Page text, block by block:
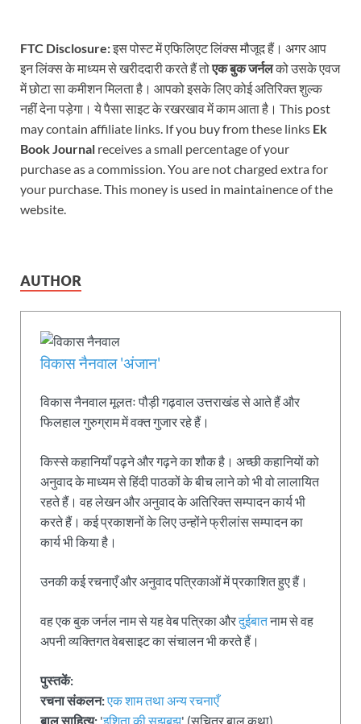
FTC Disclosure:इस पोस्ट में एफिलिएट लिंक्स मौजूद हैं। अगर आप
इन लिंक्स के माध्यम से खरीददारी करते हैं तोएक बुक जर्नलको उसके एवज
में छोटा सा कमीशन मिलता है। आपको इसके लिए कोई अतिरिक्त शुल्क
नहीं देना पड़ेगा। ये पैसा साइट के रखरखाव में काम आता है। This post
may contain affiliate links. If you buy from these links Ek
Book Journal receives a small percentage of your
purchase as a commission. You are not charged extra for
your purchase. This money is used in maintainence of the
website.
AUTHOR
विकास नैनवाल 'अंजान'
विकास नैनवाल मूलतः पौड़ी गढ़वाल उत्तराखंड से आते हैं और
फिलहाल गुरुग्राम में वक्त गुजार रहे हैं।
किस्से कहानियाँ पढ़ने और गढ़ने का शौक है। अच्छी कहानियों को
अनुवाद के माध्यम से हिंदी पाठकों के बीच लाने को भी वो लालायित
रहते हैं। वह लेखन और अनुवाद के अतिरिक्त सम्पादन कार्य भी
करते हैं। कई प्रकाशनों के लिए उन्होंने फ्रीलांस सम्पादन का
कार्य भी किया है।
उनकी कई रचनाएँ और अनुवाद पत्रिकाओं में प्रकाशित हुए हैं।
वह एक बुक जर्नल नाम से यह वेब पत्रिका औरदुईबातनाम से वह
अपनी व्यक्तिगत वेबसाइट का संचालन भी करते हैं।
पुस्तकें:
रचना संकलन:एक शाम तथा अन्य रचनाएँ
बाल साहित्य: 'इशिता की सूझबूझ' (सचित्र बाल कथा)